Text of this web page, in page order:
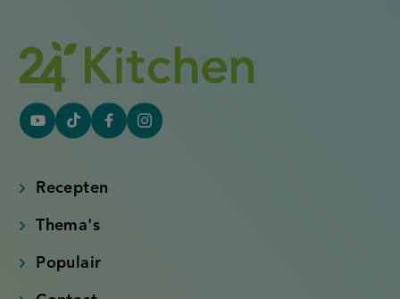
YouTube
link)
Tiktok
link)
FacebookInstagram
Recepten
Thema's
Populair